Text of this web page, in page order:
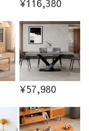
¥57,980